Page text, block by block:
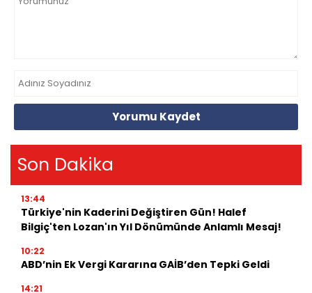
Yorumu Kaydet
Son Dakika
13:44
Türkiye'nin Kaderini Değiştiren Gün! Halef
Bilgiç'ten Lozan'ın Yıl Dönümünde Anlamlı Mesaj!
10:22
ABD’nin Ek Vergi Kararına GAİB’den Tepki Geldi
14:21